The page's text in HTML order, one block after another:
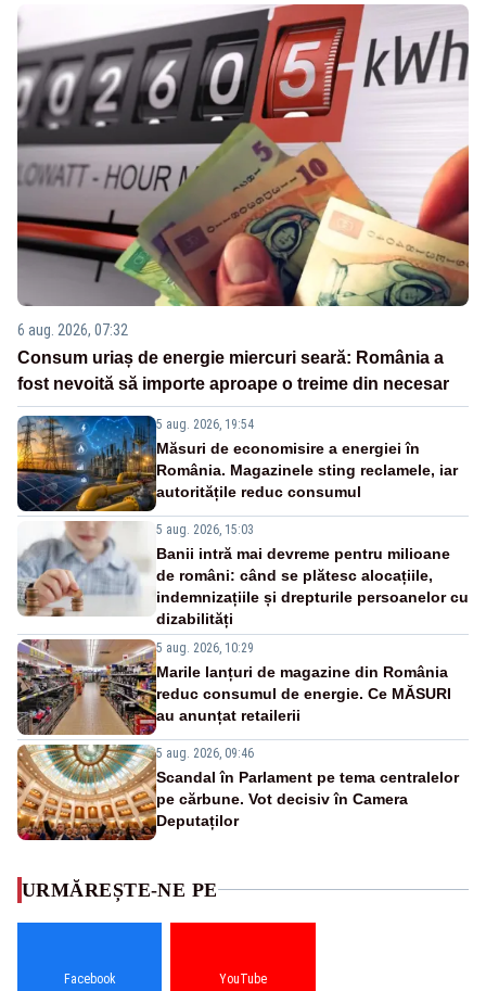
6 aug. 2026, 07:32
Consum uriaș de energie miercuri seară: România a
fost nevoită să importe aproape o treime din necesar
5 aug. 2026, 19:54
Măsuri de economisire a energiei în
România. Magazinele sting reclamele, iar
autoritățile reduc consumul
5 aug. 2026, 15:03
Banii intră mai devreme pentru milioane
de români: când se plătesc alocațiile,
indemnizațiile și drepturile persoanelor cu
dizabilități
5 aug. 2026, 10:29
Marile lanțuri de magazine din România
reduc consumul de energie. Ce MĂSURI
au anunțat retailerii
5 aug. 2026, 09:46
Scandal în Parlament pe tema centralelor
pe cărbune. Vot decisiv în Camera
Deputaților
URMĂREȘTE-NE PE
Facebook YouTube